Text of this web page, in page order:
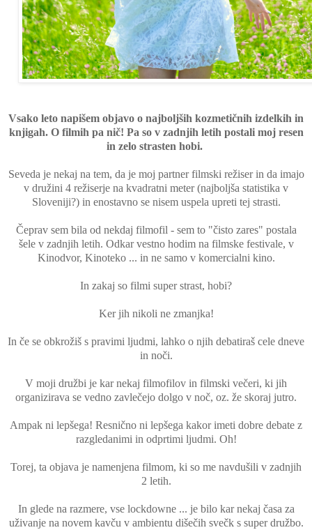
Vsako leto napišem objavo o najboljših kozmetičnih izdelkih in
knjigah. O filmih pa nič! Pa so v zadnjih letih postali moj resen
in zelo strasten hobi.
Seveda je nekaj na tem, da je moj partner filmski režiser in da imajo
v družini 4 režiserje na kvadratni meter (najboljša statistika v
Sloveniji?) in enostavno se nisem uspela upreti tej strasti.
Čeprav sem bila od nekdaj filmofil - sem to "čisto zares" postala
šele v zadnjih letih. Odkar vestno hodim na filmske festivale, v
Kinodvor, Kinoteko ... in ne samo v komercialni kino.
In zakaj so filmi super strast, hobi?
Ker jih nikoli ne zmanjka!
In če se obkrožiš s pravimi ljudmi, lahko o njih debatiraš cele dneve
in noči.
V moji družbi je kar nekaj filmofilov in filmski večeri, ki jih
organizirava se vedno zavlečejo dolgo v noč, oz. že skoraj jutro.
Ampak ni lepšega! Resnično ni lepšega kakor imeti dobre debate z
razgledanimi in odprtimi ljudmi. Oh!
Torej, ta objava je namenjena filmom, ki so me navdušili v zadnjih
2 letih.
In glede na razmere, vse lockdowne ... je bilo kar nekaj časa za
uživanje na novem kavču v ambientu dišečih svečk s super družbo.